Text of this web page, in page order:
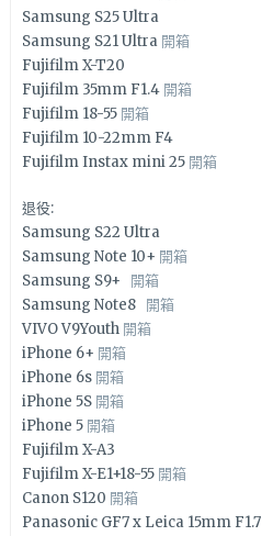
Samsung S25 Ultra
Samsung S21 Ultra 開箱
Fujifilm X-T20
Fujifilm 35mm F1.4 開箱
Fujifilm 18-55 開箱
Fujifilm 10-22mm F4
Fujifilm Instax mini 25 開箱
退役:
Samsung S22 Ultra
Samsung Note 10+ 開箱
Samsung S9+ 開箱
Samsung Note8 開箱
VIVO V9Youth 開箱
iPhone 6+ 開箱
iPhone 6s 開箱
iPhone 5S 開箱
iPhone 5 開箱
Fujifilm X-A3
Fujifilm X-E1+18-55 開箱
Canon S120 開箱
Panasonic GF7 x Leica 15mm F1.7